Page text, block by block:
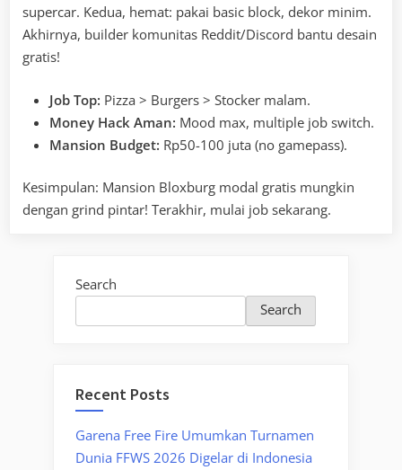
supercar. Kedua, hemat: pakai basic block, dekor minim.
Akhirnya, builder komunitas Reddit/Discord bantu desain
gratis!
Job Top: Pizza > Burgers > Stocker malam.
Money Hack Aman: Mood max, multiple job switch.
Mansion Budget: Rp50-100 juta (no gamepass).
Kesimpulan: Mansion Bloxburg modal gratis mungkin
dengan grind pintar! Terakhir, mulai job sekarang.
Search
Search
Recent Posts
Garena Free Fire Umumkan Turnamen
Dunia FFWS 2026 Digelar di Indonesia